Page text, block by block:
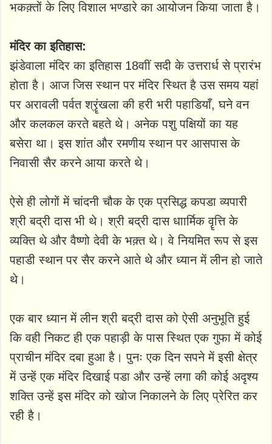
भकक़्तों के लिए विशाल भण्डारे का आयोजन किया जाता है।
मंदिर का इतिहास:
झंडेवाला मंदिर का इतिहास 18वाीं सदी के उत्तरार्ध से प्रारंभ
होता है। आज जिस स्थान पर मंदिर स्थित है उस समय यहां
पर अरावली पर्वत श्रॄंखला की हरी भरी पहाडियाँ, घने वन
और कलकल करते बहते थे। अनेक पशु पक्षियों का यह
बसेरा था। इस शांत और रमणीय स्थान पर आसपास के
निवासी सैर करने आया करते थे।
ऐसे ही लोगों में चांदनी चौक के एक प्रसिद्ध कपडा व्यपारी
श्री बद्री दास भी थे। श्री बद्री दास धाार्मिक वॄत्ति के
व्यक्ति थे और वैष्णो देवी के भक़्त थे। वे नियमित रूप से इस
पहाडी स्थान पर सैर करने आते थे और ध्यान में लीन हो जाते
थे।
एक बार ध्यान में लीन श्री बद्री दास को ऐसी अनुभूति हुई
कि वही निकट ही एक पहाड़ी के पास स्थित एक गुफा में कोई
प्राचीन मंदिर दबा हुआ है। पुनः एक दिन सपने में इसी क्षेत्र
में उन्हें एक मंदिर दिखाई पडा और उन्हें लगा की कोई अदृश्य
शक्ति उन्हें इस मंदिर को खोज निकालने के लिए प्रेरित कर
रही है।